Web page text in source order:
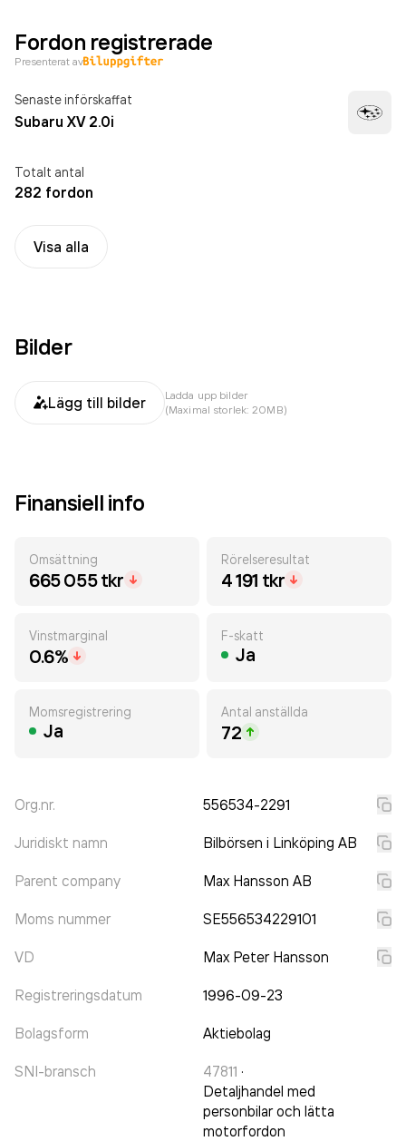
Fordon registrerade
Presenterat av
Senaste införskaffat
Subaru XV 2.0i
Totalt antal
282 fordon
Visa alla
Bilder
Lägg till bilder
Ladda upp bilder
(Maximal storlek: 20MB)
Finansiell info
Omsättning
665 055 tkr
Rörelseresultat
4 191 tkr
Vinstmarginal
0.6%
F-skatt
Ja
Momsregistrering
Ja
Antal anställda
72
Org.nr. 556534-2291
Juridiskt namn Bilbörsen i Linköping AB
Parent company Max Hansson AB
Moms nummer SE556534229101
VD Max Peter Hansson
Registreringsdatum 1996-09-23
Bolagsform Aktiebolag
SNI-bransch 47811 ·
Detaljhandel med
personbilar och lätta
motorfordon